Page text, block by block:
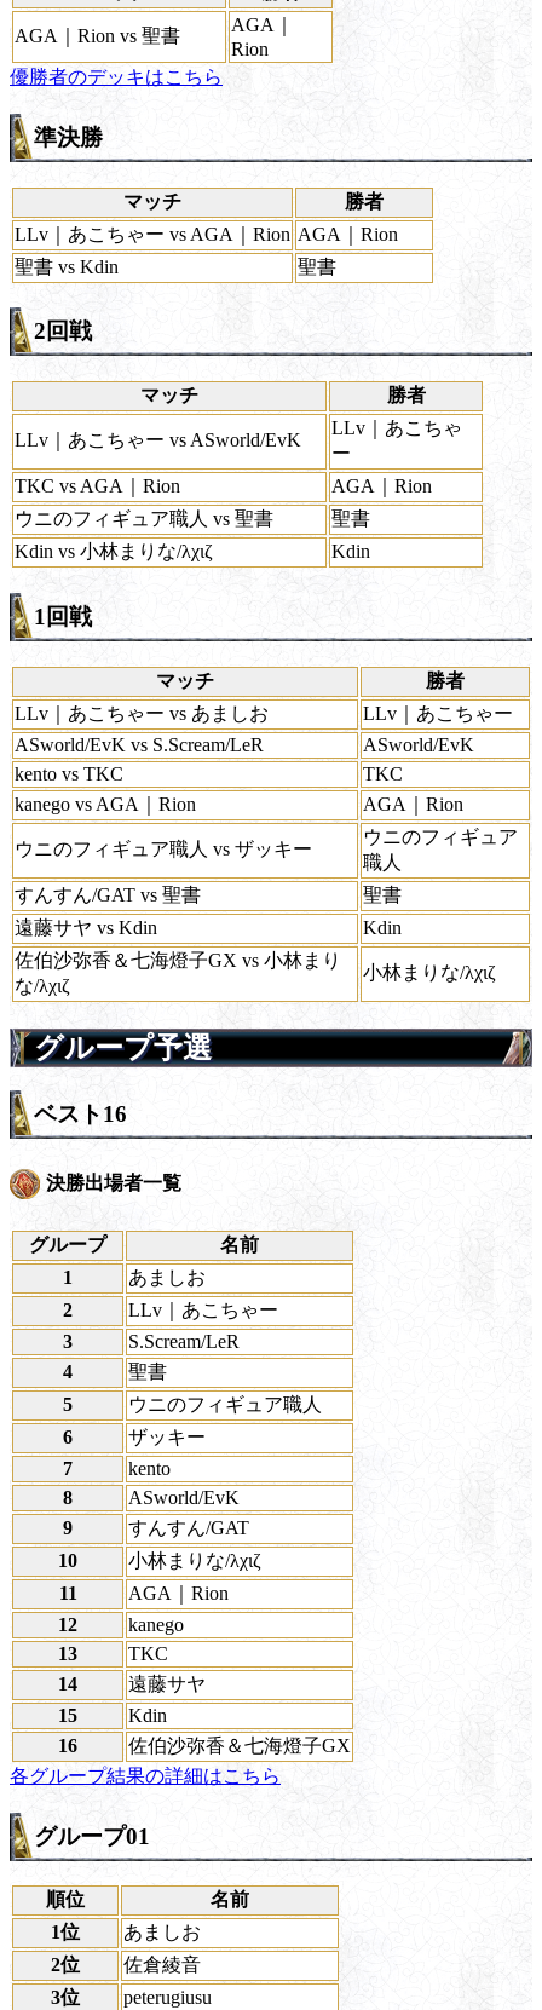
AGA｜Rion vs 聖書
AGA｜
Rion
優勝者のデッキはこちら
準決勝
マッチ
勝者
LLv｜あこちゃー vs AGA｜Rion AGA｜Rion
聖書 vs Kdin
聖書
2回戦
マッチ 勝者
LLv｜あこちゃー vs ASworld/EvK
LLv｜あこちゃ
ー
TKC vs AGA｜Rion
AGA｜Rion
ウニのフィギュア職人 vs 聖書
聖書
Kdin vs 小林まりな/λχιζ
Kdin
1回戦
マッチ
勝者
LLv｜あこちゃー vs あましお
LLv｜あこちゃー
ASworld/EvK vs S.Scream/LeR
ASworld/EvK
kento vs TKC
TKC
kanego vs AGA｜Rion
AGA｜Rion
ウニのフィギュア職人 vs ザッキー
ウニのフィギュア
職人
すんすん/GAT vs 聖書
聖書
遠藤サヤ vs Kdin
Kdin
佐伯沙弥香＆七海燈子GX vs 小林まり
な/λχιζ
小林まりな/λχιζ
グループ予選
ベスト16
決勝出場者一覧
グループ
名前
1
あましお
2
LLv｜あこちゃー
3
S.Scream/LeR
4
聖書
5
ウニのフィギュア職人
6
ザッキー
7
kento
8
ASworld/EvK
9
すんすん/GAT
10
小林まりな/λχιζ
11
AGA｜Rion
12
kanego
13
TKC
14
遠藤サヤ
15
Kdin
16
佐伯沙弥香＆七海燈子GX
各グループ結果の詳細はこちら
グループ01
順位
名前
1位
あましお
2位
佐倉綾音
3位
peterugiusu